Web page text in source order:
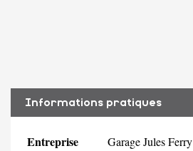
Informations pratiques
Entreprise Garage Jules Ferry